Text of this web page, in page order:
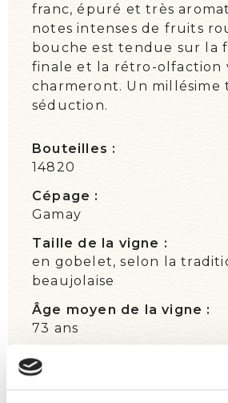
franc, épuré et très
notes intenses de fruits
bouche est tendue sur la
finale et la rétro-olfaction
charmeront. Un millésime
séduction.
Bouteilles :
14820
Cépage :
Gamay
Taille de la vigne :
en gobelet, selon la
beaujolaise
Âge moyen de la vigne :
73 ans
Vinification :
Vendanges et tri manuels
Récolte en caisse